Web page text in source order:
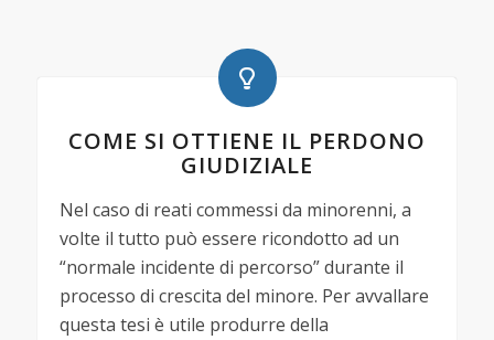
COME SI OTTIENE IL PERDONO
GIUDIZIALE
Nel caso di reati commessi da minorenni, a
volte il tutto può essere ricondotto ad un
“normale incidente di percorso” durante il
processo di crescita del minore. Per avvallare
questa tesi è utile produrre della